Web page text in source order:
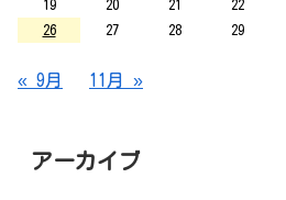
19
20 21 22
26
27 28 29
« 9月 11月 »
アーカイブ